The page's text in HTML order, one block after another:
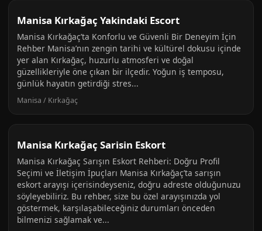
Manisa Kırkağaç Yakindaki Escort
Manisa Kırkağaç’ta Konforlu ve Güvenli Bir Deneyim İçin
Rehber Manisa’nın zengin tarihi ve kültürel dokusu içinde
yer alan Kırkağaç, huzurlu atmosferi ve doğal
güzellikleriyle öne çıkan bir ilçedir. Yoğun iş temposu,
günlük hayatın getirdiği stres...
Manisa / Kırkağaç
Manisa Kırkağaç Sarisin Eskort
Manisa Kırkağaç Sarışın Eskort Rehberi: Doğru Profil
Seçimi ve İletişim İpuçları Manisa Kırkağaç’ta sarışın
eskort arayışı içerisindeyseniz, doğru adreste olduğunuzu
söyleyebiliriz. Bu rehber, size bu özel arayışınızda yol
göstermek, karşılaşabileceğiniz durumları önceden
bilmenizi sağlamak ve...